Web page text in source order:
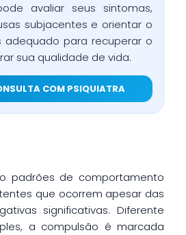
avaliar seus sintomas,
subjacentes e orientar o
para recuperar o
sua qualidade de vida.
COM PSIQUIATRA
padrões de comportamento
que ocorrem apesar das
significativas. Diferente
a compulsão é marcada